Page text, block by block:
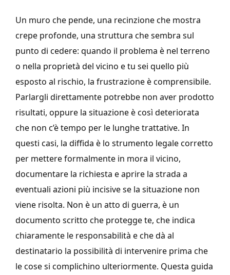
Un muro che pende, una recinzione che mostra
crepe profonde, una struttura che sembra sul
punto di cedere: quando il problema è nel terreno
o nella proprietà del vicino e tu sei quello più
esposto al rischio, la frustrazione è comprensibile.
Parlargli direttamente potrebbe non aver prodotto
risultati, oppure la situazione è così deteriorata
che non c’è tempo per le lunghe trattative. In
questi casi, la diffida è lo strumento legale corretto
per mettere formalmente in mora il vicino,
documentare la richiesta e aprire la strada a
eventuali azioni più incisive se la situazione non
viene risolta. Non è un atto di guerra, è un
documento scritto che protegge te, che indica
chiaramente le responsabilità e che dà al
destinatario la possibilità di intervenire prima che
le cose si complichino ulteriormente. Questa guida